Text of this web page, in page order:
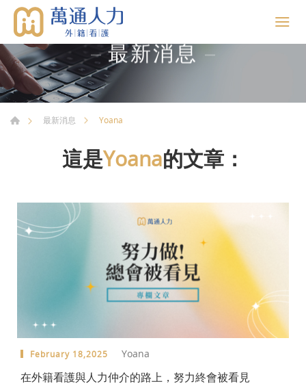
最新消息
最新消息 Yoana
這是Yoana的文章：
February 18,2025 Yoana
在外籍看護與人力仲介的路上，努力終會被看見